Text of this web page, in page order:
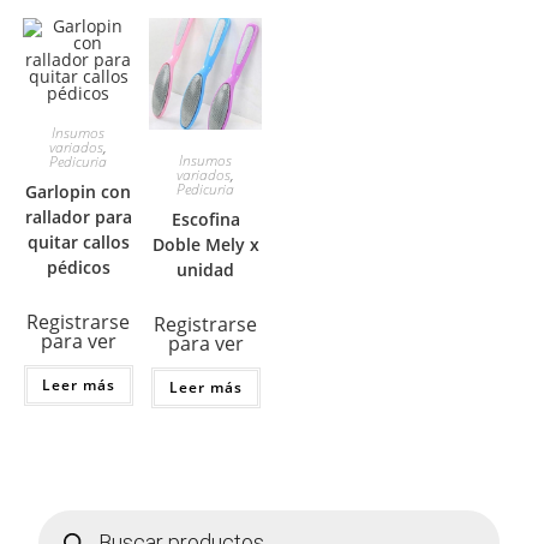
Insumos
variados,
Pedicuria
Garlopin con
rallador para
quitar callos
pédicos
Registrarse
para ver
Leer más
Insumos
variados,
Pedicuria
Escofina
Doble Mely x
unidad
Registrarse
para ver
Leer más